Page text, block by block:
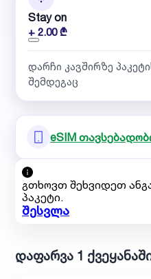
Stay on
+ 2.00 ₾
დარჩი კავშირზე
შემდეგაც
eSIM
გთხოვთ შეხვიდეთ
პაკეტი.
შესვლა
დაფარვა 1